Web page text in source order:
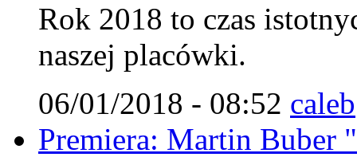
Rok 2018 to czas
naszej placówki.
06/01/2018 - 08:52 caleb
Premiera: Martin Buber